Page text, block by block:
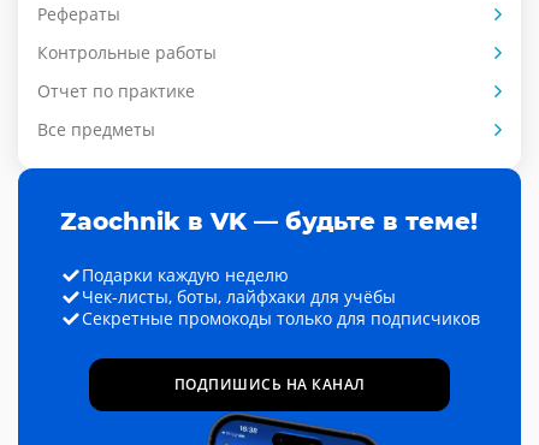
Рефераты
Контрольные работы
Отчет по практике
Все предметы
Zaochnik в VK — будьте в теме!
Подарки каждую неделю
Чек-листы, боты, лайфхаки для учёбы
Секретные промокоды только для подписчиков
ПОДПИШИСЬ НА КАНАЛ